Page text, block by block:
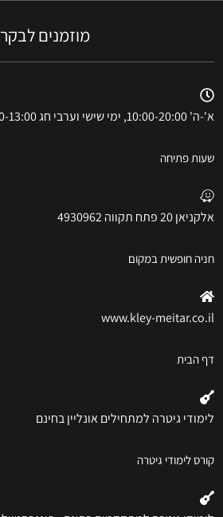
מוזמנים לבקר
א'-ה' 10:00-20:00, ימי שישי וערבי חג 10:00-13:00
שעות פתיחה
אלקניאן 20 פתח תקווה 4930962
חניה חופשית במקום
www.kley-meitar.co.il
דף הבית
לימודי גיטרה למתחילים אונליין בחינם
קורס לימודי גיטרה